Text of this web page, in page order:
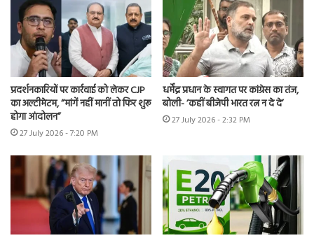
प्रदर्शनकारियों पर कार्रवाई को लेकर CJP
का अल्टीमेटम, “मांगें नहीं मानीं तो फिर शुरू
होगा आंदोलन”
27 July 2026 - 7:20 PM
धर्मेंद्र प्रधान के स्वागत पर कांग्रेस का तंज,
बोली- ‘कहीं बीजेपी भारत रत्न न दे दे’
27 July 2026 - 2:32 PM